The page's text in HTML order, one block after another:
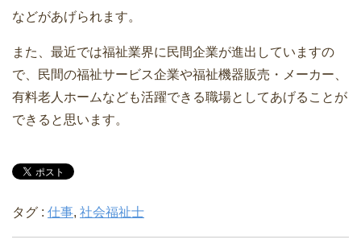
などがあげられます。
また、最近では福祉業界に民間企業が進出していますの
で、民間の福祉サービス企業や福祉機器販売・メーカー、
有料老人ホームなども活躍できる職場としてあげることが
できると思います。
タグ : 仕事, 社会福祉士